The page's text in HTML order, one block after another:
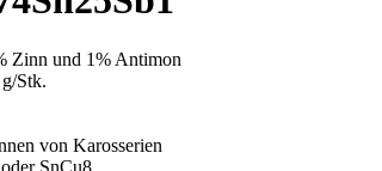
Zinn und 1% Antimon
Stk.
von Karosserien
SnCu8